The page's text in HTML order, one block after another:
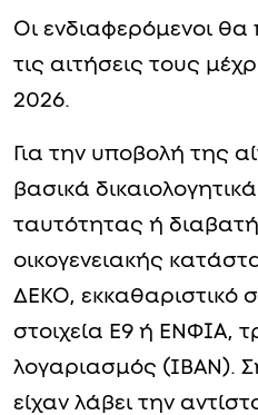
Οι ενδιαφερόμενοι
τις αιτήσεις τους
2026.
Για την υποβολή της
βασικά
ταυτότητας ή
οικογενειακής
ΔΕΚΟ, εκκαθαριστικό
στοιχεία Ε9 ή ΕΝΦΙΑ,
λογαριασμός (IBAN).
είχαν λάβει την